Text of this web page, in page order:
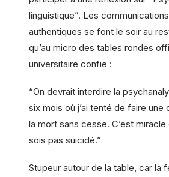
linguistique”. Les
authentiques se font le soir au
qu’au micro des tables rondes
universitaire confie :
“On devrait interdire la
six mois où j’ai tenté de faire une
la mort sans cesse. C’est
sois pas suicidé.”
Stupeur autour de la table, car la